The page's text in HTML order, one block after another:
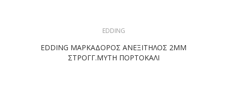
EDDING
EDDING ΜΑΡΚΑΔΟΡΟΣ ΑΝΕΞΙΤΗΛΟΣ 2ΜΜ
ΣΤΡΟΓΓ.ΜΥΤΗ ΠΟΡΤΟΚΑΛΙ